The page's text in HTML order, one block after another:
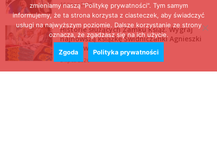
16 lipca 2026
Historie służących Zamku Książ. Wygraj
najnowszą książkę Świdniczanki Agnieszki
Dobkiewicz
5 lipca 2026
zmieniamy naszą "Politykę prywatności". Tym samym
informujemy, że ta strona korzysta z ciasteczek, aby świadczyć
usługi na najwyższym poziomie. Dalsze korzystanie ze strony
oznacza, że zgadzasz się na ich użycie.
Zgoda Polityka prywatności